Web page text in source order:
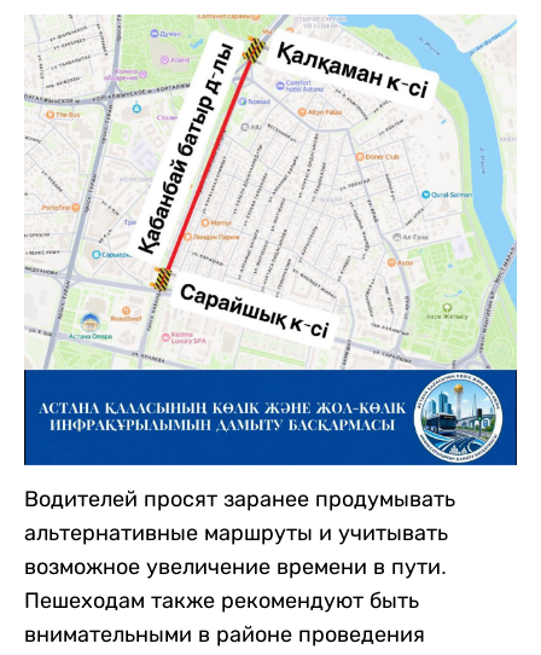
Водителей просят заранее продумывать
альтернативные маршруты и учитывать
возможное увеличение времени в пути.
Пешеходам также рекомендуют быть
внимательными в районе проведения